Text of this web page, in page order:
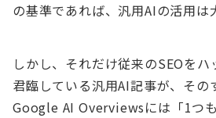
の基準であれば、汎用AIの活用は
しかし、それだけ従来のSEOを
君臨している汎用AI記事が、その
Google AI Overviewsには「1つ